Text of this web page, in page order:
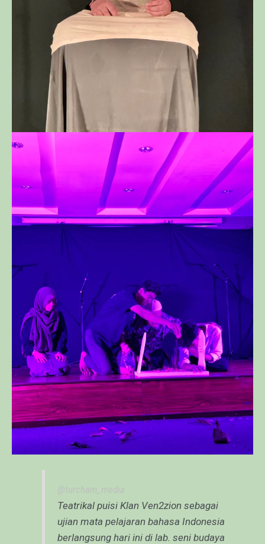
@turcham_media
Teatrikal puisi Klan Ven2zion sebagai
ujian mata pelajaran bahasa Indonesia
berlangsung hari ini di lab. seni budaya